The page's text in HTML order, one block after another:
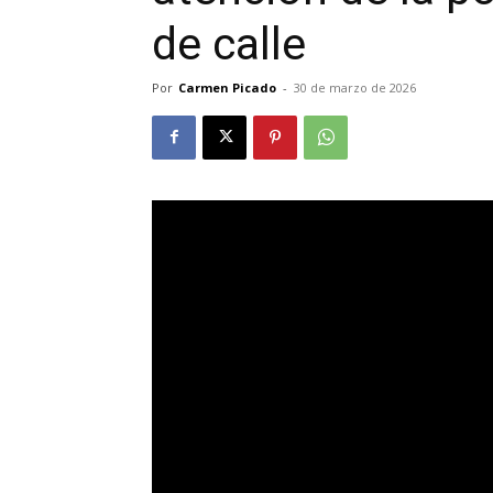
de calle
Por Carmen Picado - 30 de marzo de 2026